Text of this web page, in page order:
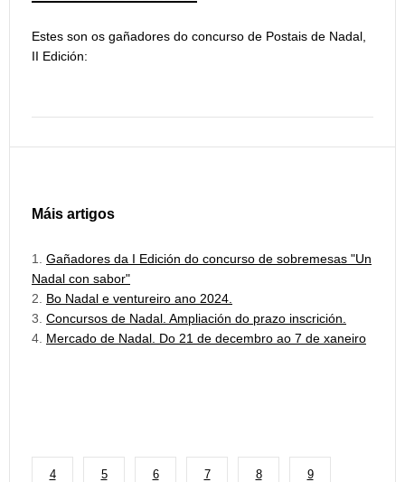
Estes son os gañadores do concurso de Postais de Nadal,
II Edición:
Máis artigos
Gañadores da I Edición do concurso de sobremesas "Un
Nadal con sabor"
Bo Nadal e ventureiro ano 2024.
Concursos de Nadal. Ampliación do prazo inscrición.
Mercado de Nadal. Do 21 de decembro ao 7 de xaneiro
4 5 6 7 8 9